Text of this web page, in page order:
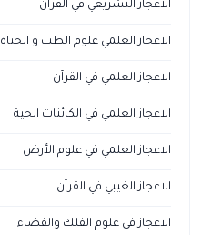
الاعجاز التشريعي في القرآن
الاعجاز العلمي علوم الطب و الحياة
الاعجاز العلمي في القرآن
الاعجاز العلمي في الكائنات الحية
الاعجاز العلمي في علوم الأرض
الاعجاز الغيبي في القرآن
الاعجاز في علوم الفلك والفضاء